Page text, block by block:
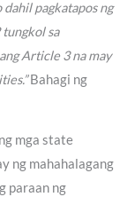
dahil pagkatapos ng
sa
Article 3 na may
Bahagi ng
mga state
ng mahahalagang
paraan ng